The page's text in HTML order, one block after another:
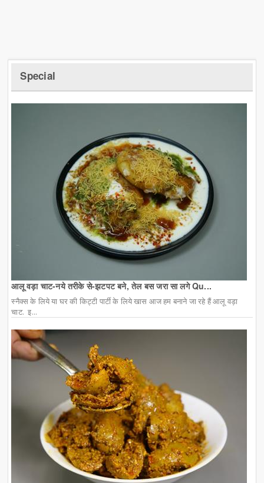
Special
आलू वड़ा चाट-नये तरीके से-झटपट बने, तेल बस जरा सा लगे Qu...
स्नैक्स के लिये या घर की किट्टी पार्टी के लिये खास आज हम बनाने जा रहे हैं आलू वड़ा
चाट. इ...